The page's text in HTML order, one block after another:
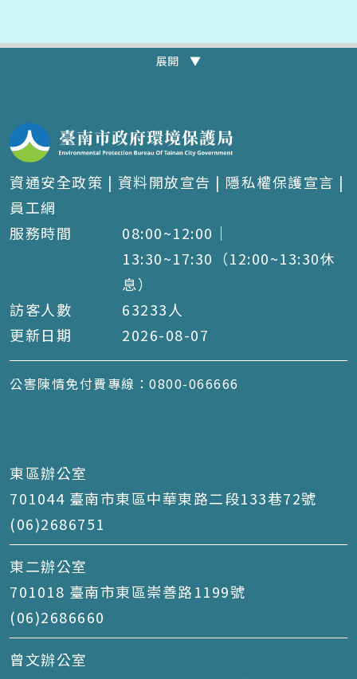
展開 ▼
資通安全政策 | 資料開放宣告 | 隱私權保護宣言 |
員工網
服務時間
08:00~12:00｜
13:30~17:30（12:00~13:30休
息）
訪客人數
63233 人
更新日期
2026-08-07
公害陳情免付費專線：0800-066666
東區辦公室
701044 臺南市東區中華東路二段133巷72號
(06)2686751
東二辦公室
701018 臺南市東區崇善路1199號
(06)2686660
曾文辦公室